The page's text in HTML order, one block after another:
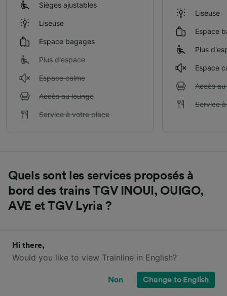
Sièges ajustables
Liseuse
Espace bagages
Plus d'espace
Espace calme
Accès au lounge
Service à votre place
Liseuse
Espace
Plus
Espace
Accès
Service
Quels sont les services proposés à
bord des trains TGV INOUI, OUIGO,
AVE et TGV Lyria ?
chaque train opérant de Aix-en-Provence à Avignon.
AVE TGV Lyria
Hi there,
Would you like to view Trainline in English?
Non Change to English